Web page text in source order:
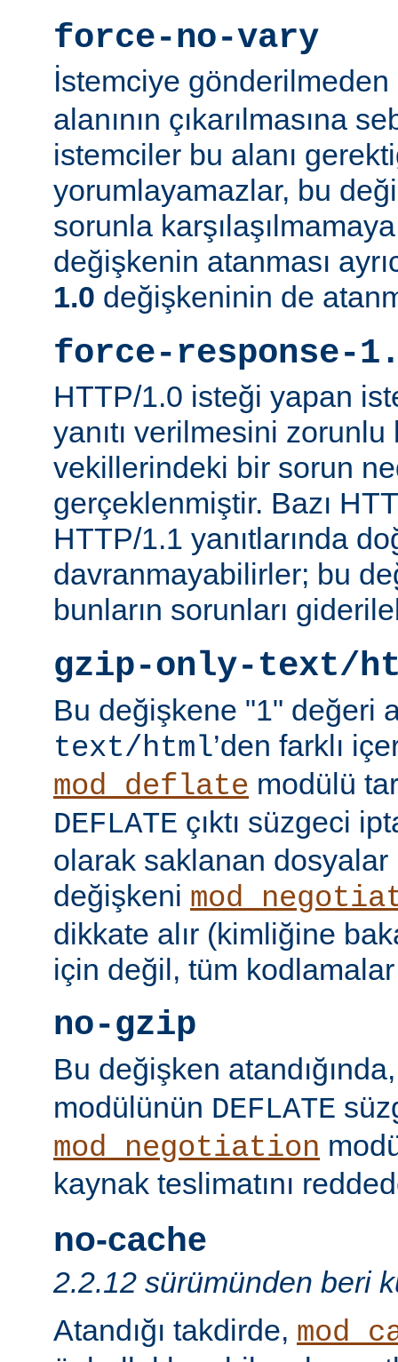
force-no-vary
İstemciye
alanının çıkarılmasına
istemciler bu alanı
yorumlayamazlar, bu
sorunla karşılaşılmamaya
değişkenin atanması
1.0 değişkeninin de
force-response-
HTTP/1.0 isteği yapan
yanıtı verilmesini zorunlu
vekillerindeki bir sorun
gerçeklenmiştir. Bazı
HTTP/1.1 yanıtlarında
davranmayabilirler; bu
bunların sorunları
gzip-only-text/
Bu değişkene "1" değeri
text/html’den farklı
mod_deflate modülü
DEFLATE çıktı süzgeci
olarak saklanan dosyalar
değişkeni
dikkate alır (kimliğine
için değil, tüm
no-gzip
Bu değişken
modülünün DEFLATE
mod_negotiation
kaynak teslimatını
no-cache
2.2.12 sürümünden beri
Atandığı takdirde,